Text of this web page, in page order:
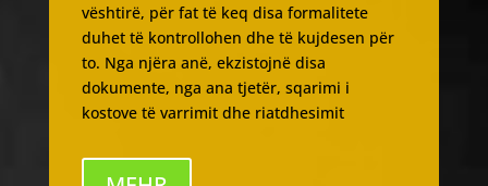
vështirë, për fat të keq disa formalitete
duhet të kontrollohen dhe të kujdesen për
to. Nga njëra anë, ekzistojnë disa
dokumente, nga ana tjetër, sqarimi i
kostove të varrimit dhe riatdhesimit